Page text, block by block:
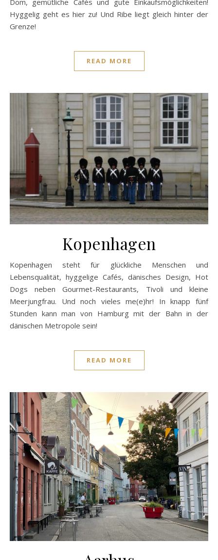
Dom, gemütliche Cafés und gute Einkaufsmöglichkeiten!
Hyggelig geht es hier zu! Und Ribe liegt gleich hinter der
Grenze!
READ MORE
Kopenhagen
Kopenhagen steht für glückliche Menschen und
Lebensqualität, hyggelige Cafés, dänisches Design, Hot
Dogs neben Gourmet-Restaurants, Tivoli und kleine
Meerjungfrau. Und noch vieles me(e)hr! In knapp fünf
Stunden kann man von Hamburg mit der Bahn in der
dänischen Metropole sein!
READ MORE